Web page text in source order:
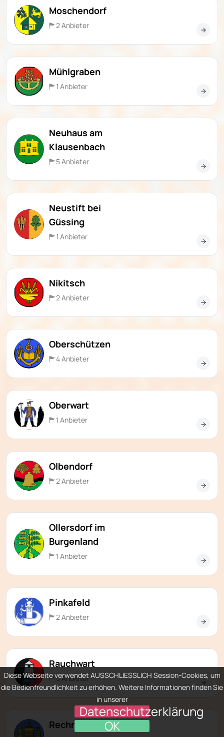
Diese Webseite verwendet AUSSCHLIESSLICH Session-Cookies, um
die Bedienfreundlichkeit zu erhöhen. Weitere Informationen finden Sie
in unserer
Datenschutzerklärung
OK
Moschendorf
2 Anbieter
Mühlgraben
1 Anbieter
Neuhaus am
Klausenbach
5 Anbieter
Neustift bei
Güssing
1 Anbieter
Nikitsch
2 Anbieter
Oberschützen
4 Anbieter
Oberwart
1 Anbieter
Olbendorf
2 Anbieter
Ollersdorf im
Burgenland
1 Anbieter
Pinkafeld
2 Anbieter
Rauchwart
5 Anbieter
Rechnitz